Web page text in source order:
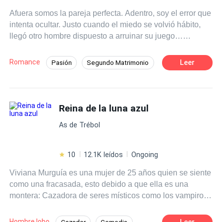
siempre nos dicen la verdad, no todo lo que brilla es oro,
no podemos juzgar a las personas sin conocerlas,
lecciones de vida que aprenderán. Acompáñame y
desdibujan en esta intensa historia
Afuera somos la pareja perfecta. Adentro, soy el error que
intenta ocultar. Justo cuando el miedo se volvió hábito,
llegó otro hombre dispuesto a arruinar su juego…
Romance Pasión Segundo Matrimonio
Amor Prohibido Embarazo
Leer
Reina de la luna azul
As de Trébol
10 12.1K leídos Ongoing
Viviana Murguía es una mujer de 25 años quien se siente
como una fracasada, esto debido a que ella es una
montera: Cazadora de seres místicos como los vampiros
convertirse en Montero Celestial; el máximo cargo de los